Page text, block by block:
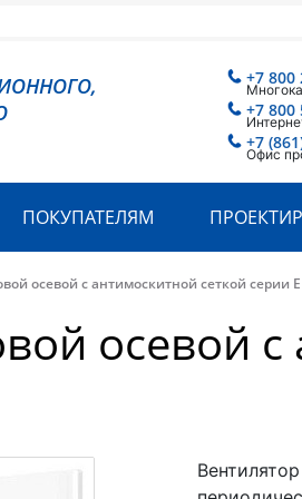
+7 800
+7 800
+7
Офис
ПОКУПАТЕЛЯМ
осевой с антимоскитной сеткой серии Е
осевой